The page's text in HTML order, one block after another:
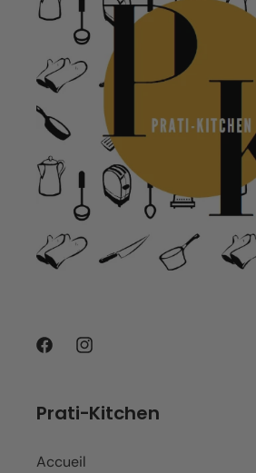
FacebookInstagram
Prati-Kitchen
Accueil